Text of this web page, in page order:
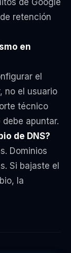
retención
en
el
no el usuario
técnico
apuntar.
de DNS?
Dominios
Si bajaste el
la